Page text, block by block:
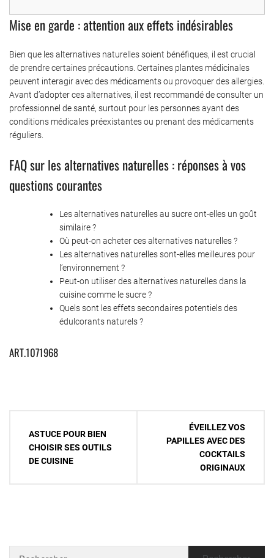
Mise en garde : attention aux effets indésirables
Bien que les alternatives naturelles soient bénéfiques, il est crucial
de prendre certaines précautions. Certaines plantes médicinales
peuvent interagir avec des médicaments ou provoquer des allergies.
Avant d’adopter ces alternatives, il est recommandé de consulter un
professionnel de santé, surtout pour les personnes ayant des
conditions médicales préexistantes ou prenant des médicaments
réguliers.
FAQ sur les alternatives naturelles : réponses à vos
questions courantes
Les alternatives naturelles au sucre ont-elles un goût
similaire ?
Où peut-on acheter ces alternatives naturelles ?
Les alternatives naturelles sont-elles meilleures pour
l’environnement ?
Peut-on utiliser des alternatives naturelles dans la
cuisine comme le sucre ?
Quels sont les effets secondaires potentiels des
édulcorants naturels ?
ART.1071968
l’article
ASTUCE POUR BIEN
CHOISIR SES OUTILS
DE CUISINE
ÉVEILLEZ VOS
PAPILLES AVEC DES
COCKTAILS
ORIGINAUX